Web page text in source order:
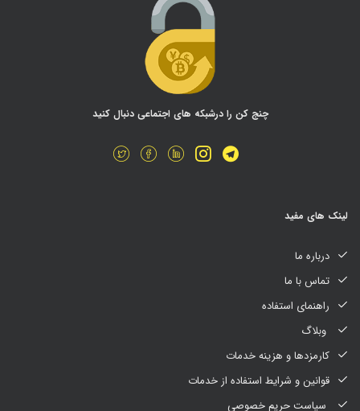
چنج کن را درشبکه های اجتماعی دنبال کنید
لینک های مفید
درباره ما
تماس با ما
راهنمای استفاده
کارمزدها و هزینه خدمات
قوانین و شرایط استفاده از خدمات